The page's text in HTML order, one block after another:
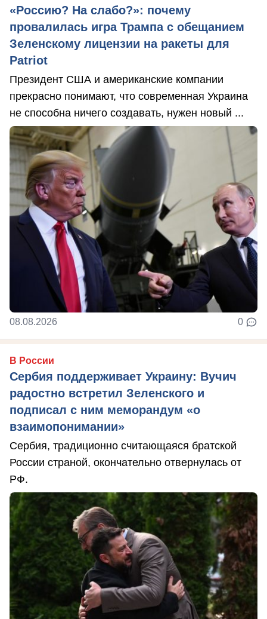
«Россию? На слабо?»: почему
провалилась игра Трампа с обещанием
Зеленскому лицензии на ракеты для
Patriot
Президент США и американские компании
прекрасно понимают, что современная Украина
не способна ничего создавать, нужен новый ...
08.08.2026 0
В России
Сербия поддерживает Украину: Вучич
радостно встретил Зеленского и
подписал с ним меморандум «о
взаимопонимании»
Сербия, традиционно считающаяся братской
России страной, окончательно отвернулась от
РФ.